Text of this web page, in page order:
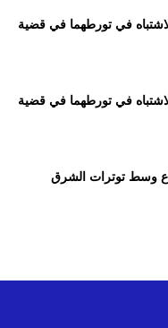
في تورطهما في قضية
في تورطهما في قضية
وسط توترات الشرق